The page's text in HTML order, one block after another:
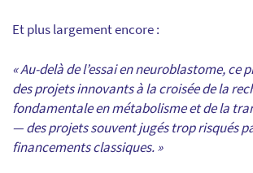
Et plus largement encore :
« Au-delà de l’essai en neuroblastome, ce
des projets innovants à la croisée de la
fondamentale en métabolisme et de la
— des projets souvent jugés trop risqués
financements classiques. »